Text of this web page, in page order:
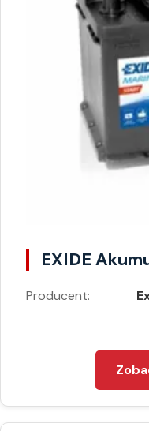
EXIDE
Producent: